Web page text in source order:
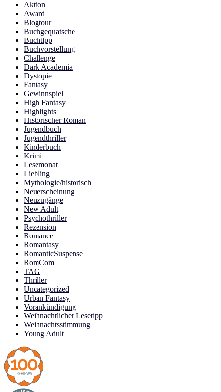
Aktion
Award
Blogtour
Buchgequatsche
Buchtipp
Buchvorstellung
Challenge
Dark Academia
Dystopie
Fantasy
Gewinnspiel
High Fantasy
Highlights
Historischer Roman
Jugendbuch
Jugendthriller
Kinderbuch
Krimi
Lesemonat
Liebling
Mythologie/historisch
Neuerscheinung
Neuzugänge
New Adult
Psychothriller
Rezension
Romance
Romantasy
RomanticSuspense
RomCom
TAG
Thriller
Uncategorized
Urban Fantasy
Vorankündigung
Weihnachtlicher Lesetipp
Weihnachtsstimmung
Young Adult